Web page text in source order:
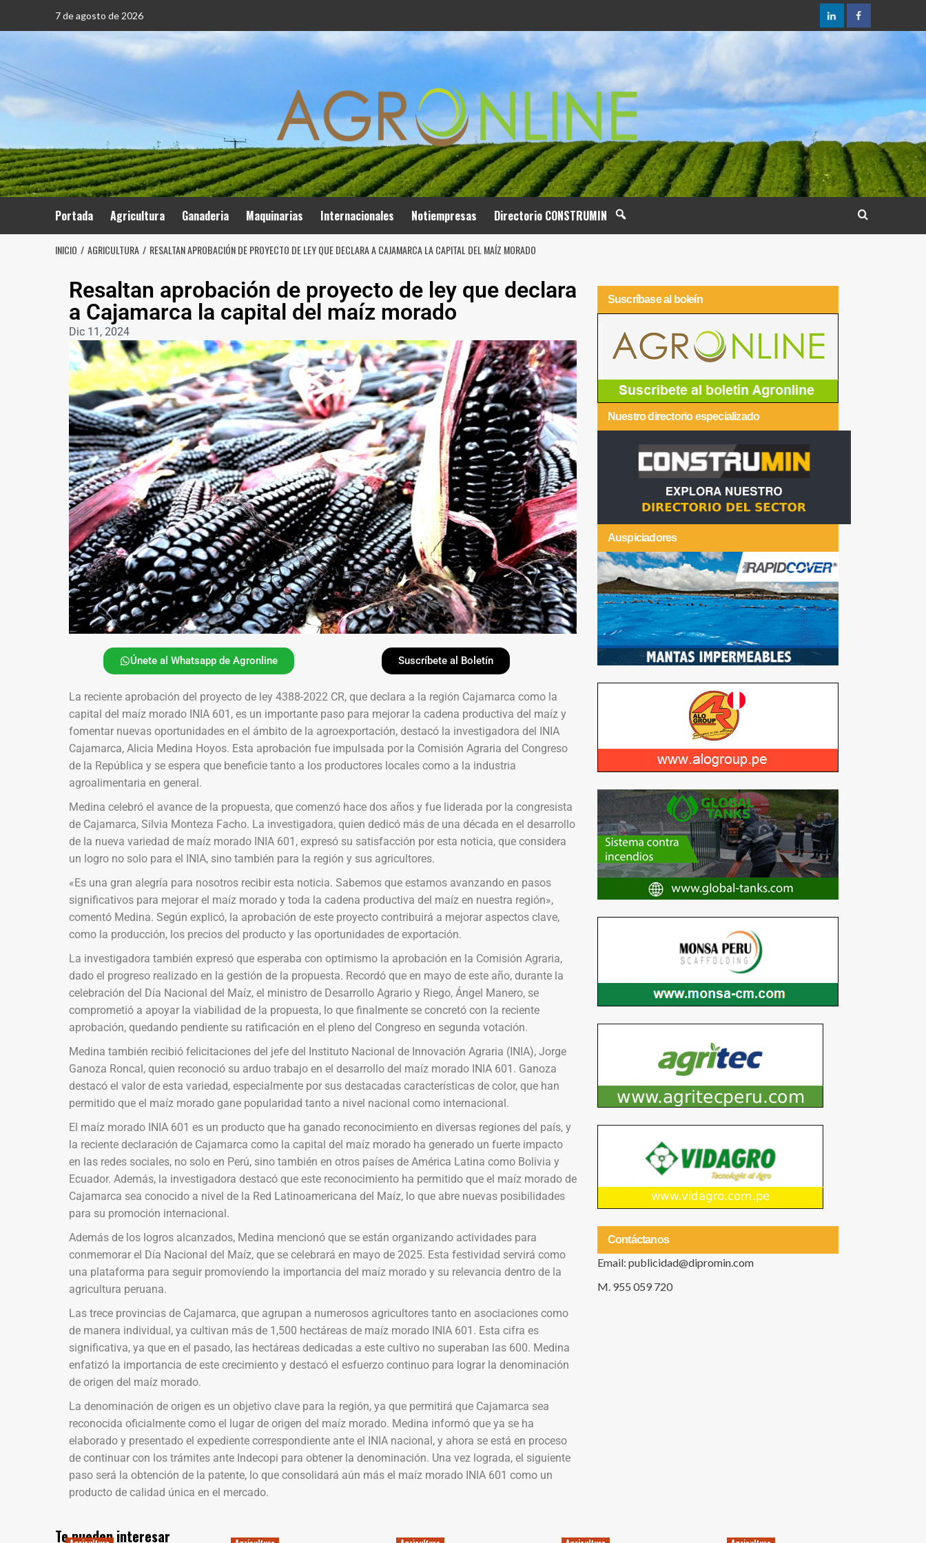
7 de agosto de 2026
Portada Agricultura Ganaderia Maquinarias Internacionales Notiempresas Directorio CONSTRUMIN
INICIO AGRICULTURA RESALTAN APROBACIÓN DE PROYECTO DE LEY QUE DECLARA A CAJAMARCA LA CAPITAL DEL MAÍZ MORADO
Resaltan aprobación de proyecto de ley que declara
a Cajamarca la capital del maíz morado
Dic 11, 2024
Únete al Whatsapp de Agronline Suscríbete al Boletín
La reciente aprobación del proyecto de ley 4388-2022 CR, que declara a la región Cajamarca como la
capital del maíz morado INIA 601, es un importante paso para mejorar la cadena productiva del maíz y
fomentar nuevas oportunidades en el ámbito de la agroexportación, destacó la investigadora del INIA
Cajamarca, Alicia Medina Hoyos. Esta aprobación fue impulsada por la Comisión Agraria del Congreso
de la República y se espera que beneficie tanto a los productores locales como a la industria
agroalimentaria en general.
Medina celebró el avance de la propuesta, que comenzó hace dos años y fue liderada por la congresista
de Cajamarca, Silvia Monteza Facho. La investigadora, quien dedicó más de una década en el desarrollo
de la nueva variedad de maíz morado INIA 601, expresó su satisfacción por esta noticia, que considera
un logro no solo para el INIA, sino también para la región y sus agricultores.
«Es una gran alegría para nosotros recibir esta noticia. Sabemos que estamos avanzando en pasos
significativos para mejorar el maíz morado y toda la cadena productiva del maíz en nuestra región»,
comentó Medina. Según explicó, la aprobación de este proyecto contribuirá a mejorar aspectos clave,
como la producción, los precios del producto y las oportunidades de exportación.
La investigadora también expresó que esperaba con optimismo la aprobación en la Comisión Agraria,
dado el progreso realizado en la gestión de la propuesta. Recordó que en mayo de este año, durante la
celebración del Día Nacional del Maíz, el ministro de Desarrollo Agrario y Riego, Ángel Manero, se
comprometió a apoyar la viabilidad de la propuesta, lo que finalmente se concretó con la reciente
aprobación, quedando pendiente su ratificación en el pleno del Congreso en segunda votación.
Medina también recibió felicitaciones del jefe del Instituto Nacional de Innovación Agraria (INIA), Jorge
Ganoza Roncal, quien reconoció su arduo trabajo en el desarrollo del maíz morado INIA 601. Ganoza
destacó el valor de esta variedad, especialmente por sus destacadas características de color, que han
permitido que el maíz morado gane popularidad tanto a nivel nacional como internacional.
El maíz morado INIA 601 es un producto que ha ganado reconocimiento en diversas regiones del país, y
la reciente declaración de Cajamarca como la capital del maíz morado ha generado un fuerte impacto
en las redes sociales, no solo en Perú, sino también en otros países de América Latina como Bolivia y
Ecuador. Además, la investigadora destacó que este reconocimiento ha permitido que el maíz morado de
Cajamarca sea conocido a nivel de la Red Latinoamericana del Maíz, lo que abre nuevas posibilidades
para su promoción internacional.
Además de los logros alcanzados, Medina mencionó que se están organizando actividades para
conmemorar el Día Nacional del Maíz, que se celebrará en mayo de 2025. Esta festividad servirá como
una plataforma para seguir promoviendo la importancia del maíz morado y su relevancia dentro de la
agricultura peruana.
Las trece provincias de Cajamarca, que agrupan a numerosos agricultores tanto en asociaciones como
de manera individual, ya cultivan más de 1,500 hectáreas de maíz morado INIA 601. Esta cifra es
significativa, ya que en el pasado, las hectáreas dedicadas a este cultivo no superaban las 600. Medina
enfatizó la importancia de este crecimiento y destacó el esfuerzo continuo para lograr la denominación
de origen del maíz morado.
La denominación de origen es un objetivo clave para la región, ya que permitirá que Cajamarca sea
reconocida oficialmente como el lugar de origen del maíz morado. Medina informó que ya se ha
elaborado y presentado el expediente correspondiente ante el INIA nacional, y ahora se está en proceso
de continuar con los trámites ante Indecopi para obtener la denominación. Una vez lograda, el siguiente
paso será la obtención de la patente, lo que consolidará aún más el maíz morado INIA 601 como un
producto de calidad única en el mercado.
Suscríbase al boleín
Nuestro directorio especializado
Auspiciadores
Contáctanos
Email: publicidad@dipromin.com
M. 955 059 720
Te pueden interesar